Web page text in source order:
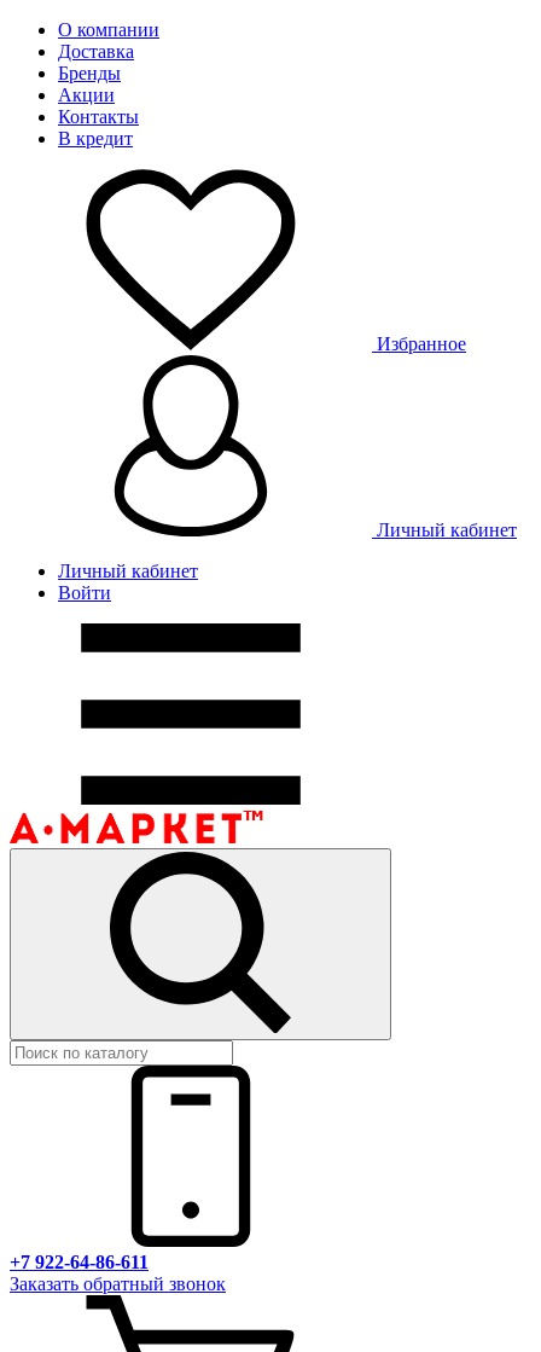
О компании
Доставка
Бренды
Акции
Контакты
В кредит
Избранное
Личный кабинет
Личный кабинет
Войти
+7 922-64-86-611
Заказать обратный звонок